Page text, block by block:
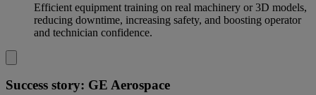
Efficient equipment training on real machinery or 3D models,
reducing downtime, increasing safety, and boosting operator
and technician confidence.
Success story: GE Aerospace